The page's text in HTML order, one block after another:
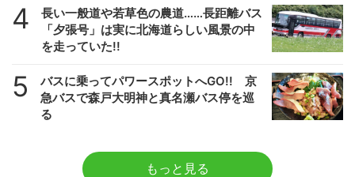
4
長い一般道や若草色の農道……長距離バス
「夕張号」は実に北海道らしい風景の中
を走っていた!!
5
バスに乗ってパワースポットへGO!! 京
急バスで森戸大明神と真名瀬バス停を巡
る
もっと見る